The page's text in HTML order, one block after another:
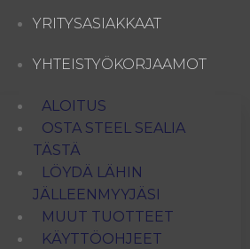
YRITYSASIAKKAAT
YHTEISTYÖKORJAAMOT
ALOITUS
OSTA STEEL SEALIA
TÄSTÄ
LÖYDÄ LÄHIN
JÄLLEENMYYJÄSI
MUUT TUOTTEET
KÄYTTÖOHJEET